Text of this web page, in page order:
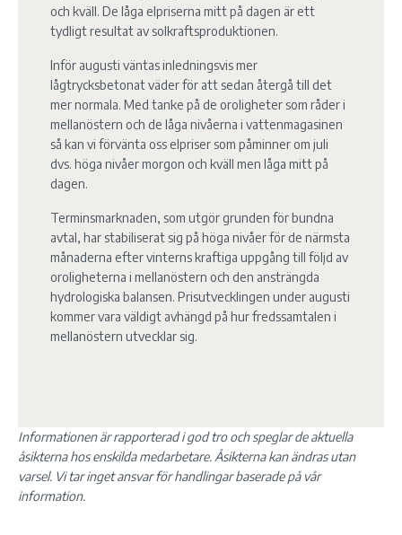
och kväll. De låga elpriserna mitt på dagen är ett
tydligt resultat av solkraftsproduktionen.
Inför augusti väntas inledningsvis mer
lågtrycksbetonat väder för att sedan återgå till det
mer normala. Med tanke på de oroligheter som råder i
mellanöstern och de låga nivåerna i vattenmagasinen
så kan vi förvänta oss elpriser som påminner om juli
dvs. höga nivåer morgon och kväll men låga mitt på
dagen.
Terminsmarknaden, som utgör grunden för bundna
avtal, har stabiliserat sig på höga nivåer för de närmsta
månaderna efter vinterns kraftiga uppgång till följd av
oroligheterna i mellanöstern och den ansträngda
hydrologiska balansen. Prisutvecklingen under augusti
kommer vara väldigt avhängd på hur fredssamtalen i
mellanöstern utvecklar sig.
Informationen är rapporterad i god tro och speglar de aktuella
åsikterna hos enskilda medarbetare. Åsikterna kan ändras utan
varsel. Vi tar inget ansvar för handlingar baserade på vår
information.